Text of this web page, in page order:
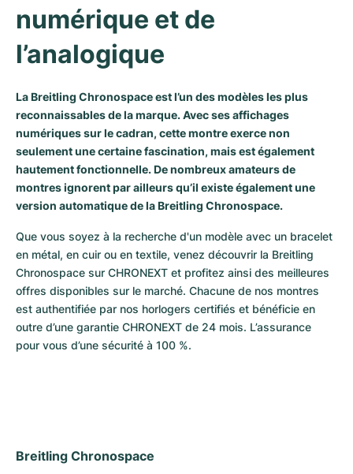
Milgauss
Oyster Perpetual
Yacht-Master
Yacht-Master II
Sea-Dweller
Sky-Dweller
Submariner
Montres pour femmes
Ronde
Rotonde
Crash
Pasha
Tortue
Baignoire
Ballon Blanc
Roadster
Montres d'occasion
Montres pour femmes
Professional
Bentley
Transocean
Cockpit
Chronospace
Super Avenger
Galactic
Montbrillant
Montres d'occasion
Montres pour femmes
Formula 1
Grand Carrera
Montres d'occasion
Montres pour femmes
Portofino
Portugieser
Da Vinci
Aquatimer
Spitfire
GST
Vintage
Montres d'occasion
Spirit of Big Bang
King Power
Montres d'occasion
numérique et de
l’analogique
La Breitling Chronospace est l’un des modèles les plus
reconnaissables de la marque. Avec ses affichages
numériques sur le cadran, cette montre exerce non
seulement une certaine fascination, mais est également
hautement fonctionnelle. De nombreux amateurs de
montres ignorent par ailleurs qu’il existe également une
version automatique de la Breitling Chronospace.
Que vous soyez à la recherche d'un modèle avec un bracelet
en métal, en cuir ou en textile, venez découvrir la Breitling
Chronospace sur CHRONEXT et profitez ainsi des meilleures
offres disponibles sur le marché. Chacune de nos montres
est authentifiée par nos horlogers certifiés et bénéficie en
outre d’une garantie CHRONEXT de 24 mois. L’assurance
pour vous d’une sécurité à 100 %.
Breitling Chronospace